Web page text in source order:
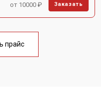
от 10000 ₽ Заказать
прайс